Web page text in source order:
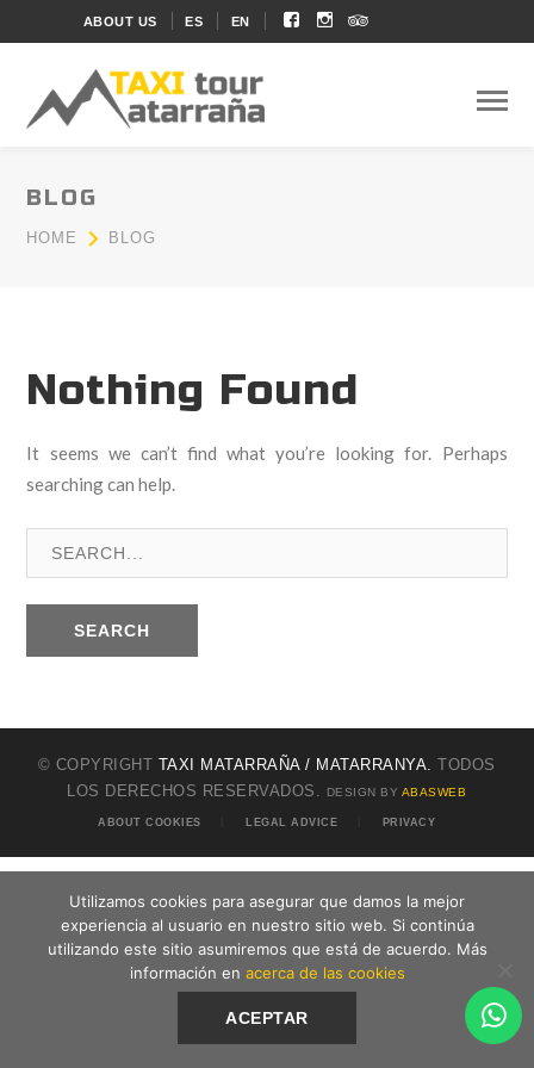
ABOUT US ES EN
FacebookInstagramSoundcloud
BLOG
HOME BLOG
Nothing Found
It seems we can’t find what you’re looking for. Perhaps
searching can help.
SEARCH
© COPYRIGHT TAXI MATARRAÑA / MATARRANYA. TODOS
LOS DERECHOS RESERVADOS.
DESIGN BY ABASWEB
ABOUT COOKIES LEGAL ADVICE PRIVACY
Utilizamos cookies para asegurar que damos la mejor
experiencia al usuario en nuestro sitio web. Si continúa
utilizando este sitio asumiremos que está de acuerdo. Más
información en acerca de las cookies
ACEPTAR